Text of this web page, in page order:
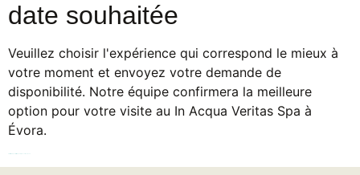
date souhaitée
Veuillez choisir l'expérience qui correspond le mieux à
votre moment et envoyez votre demande de
disponibilité. Notre équipe confirmera la meilleure
option pour votre visite au In Acqua Veritas Spa à
Évora.